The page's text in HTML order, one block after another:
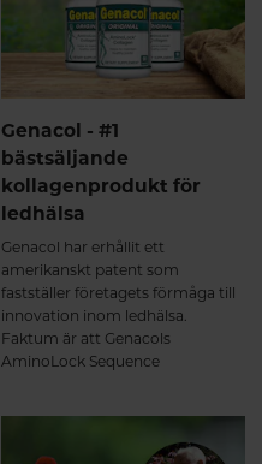
Genacol - #1
bästsäljande
kollagenprodukt för
ledhälsa
Genacol har erhållit ett
amerikanskt patent som
fastställer företagets förmåga till
innovation inom ledhälsa.
Faktum är att Genacols
AminoLock Sequence
kollagenproduktionsmetoder på